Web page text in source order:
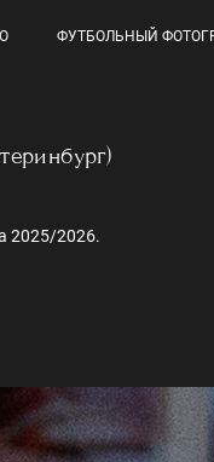
ФУТБОЛЬНЫЙ
2025/2026.